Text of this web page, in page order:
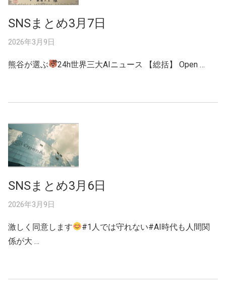
SNSまとめ3月7日
2026年3月9日
熊谷が選ぶ ໊24h世界三大AIニュース 【総括】 Open …
SNSまとめ3月6日
2026年3月9日
激しく同意します
#1人では守れない#AI時代も人間関
係が大 …